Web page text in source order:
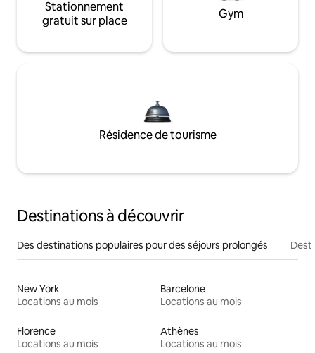
Stationnement
gratuit sur place
Gym
Résidence de tourisme
Destinations à découvrir
Des destinations populaires pour des séjours prolongés
New York
Locations au mois
Barcelone
Locations au mois
Florence
Locations au mois
Athènes
Locations au mois